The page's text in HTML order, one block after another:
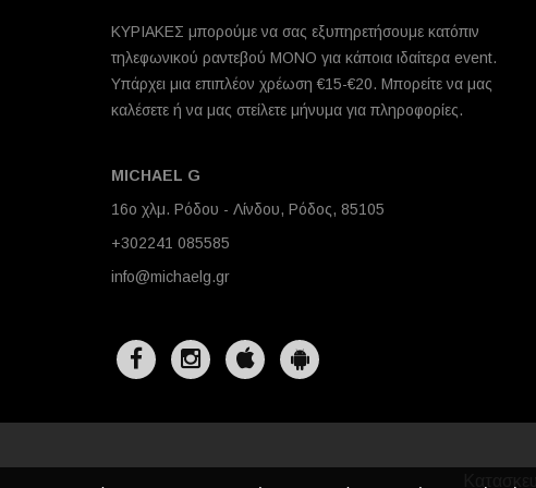
ΚΥΡΙΑΚΕΣ μπορούμε να σας εξυπηρετήσουμε κατόπιν
τηλεφωνικού ραντεβού ΜΟΝΟ για κάποια ιδαίτερα event.
Υπάρχει μια επιπλέον χρέωση €15-€20. Μπορείτε να μας
καλέσετε ή να μας στείλετε μήνυμα για πληροφορίες.
MICHAEL G
16ο χλμ. Ρόδου - Λίνδου, Ρόδος, 85105
+302241 085585
info@michaelg.gr